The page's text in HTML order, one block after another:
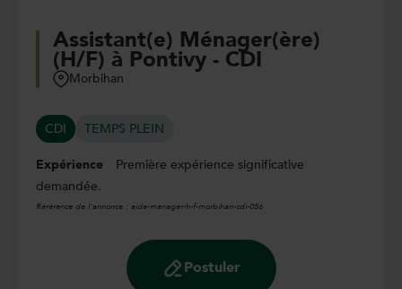
Assistant(e) Ménager(ère)
(H/F) à Pontivy - CDI
Morbihan
CDI TEMPS PLEIN
Expérience
Première expérience significative
demandée.
Rérérence de l'annonce : aide-menager-h-f-morbihan-cdi-056
Postuler